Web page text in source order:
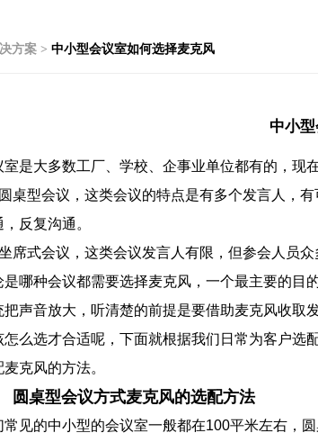
方案 > 中小型会议室如何选择麦克风
中小
室是大多数工厂、学校、企事业单位都有的，现
桌型会议，这类会议的特点是有多个发言人，
反复沟通。
席式会议，这类会议发言人有限，但参会人员
是哪种会议都需要选择麦克风，一个最主要的目
把声音放大，听清楚的前提是要借助麦克风收取
怎么选才合适呢，下面就根据我们日常为客户选
克风的方法。
圆桌型会议方式麦克风的选配方法
常见的中小型的会议室一般都在100平米左右，